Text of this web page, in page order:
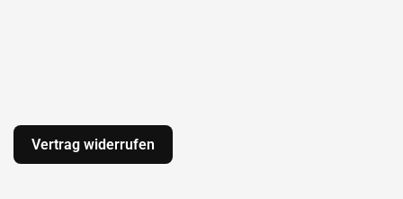
Vertrag widerrufen